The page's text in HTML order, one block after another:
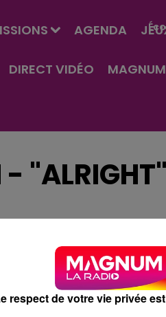
AGENDA
DIRECT VIDÉO
respect de votre vie privée